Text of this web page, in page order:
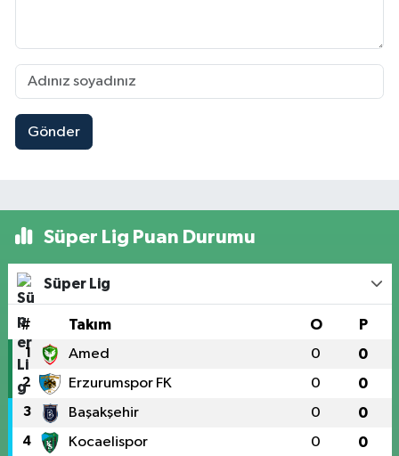
Gönder
Süper Lig Puan Durumu
Süper Lig
# Takım O P
1 Amed 0 0
2 Erzurumspor FK 0 0
3 Başakşehir 0 0
4 Kocaelispor 0 0